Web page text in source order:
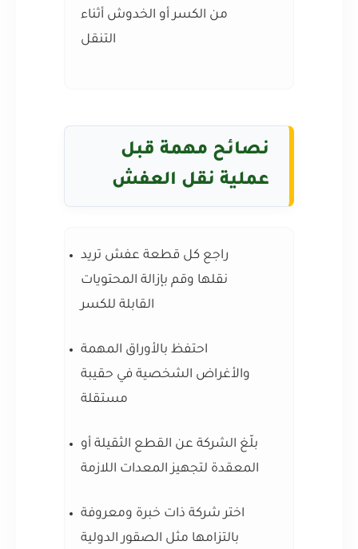
من الكسر أو الخدوش أثناء
التنقل
نصائح مهمة قبل
عملية نقل العفش
راجع كل قطعة عفش تريد
نقلها وقم بإزالة المحتويات
القابلة للكسر
احتفظ بالأوراق المهمة
والأغراض الشخصية في حقيبة
مستقلة
بلّغ الشركة عن القطع الثقيلة أو
المعقدة لتجهيز المعدات اللازمة
اختر شركة ذات خبرة ومعروفة
بالتزامها مثل الصقور الدولية